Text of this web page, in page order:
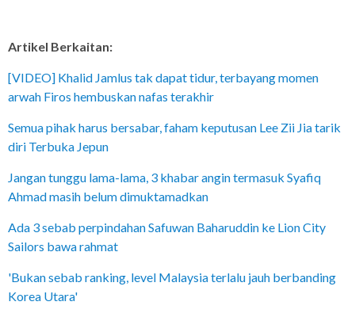
Artikel Berkaitan:
[VIDEO] Khalid Jamlus tak dapat tidur, terbayang momen
arwah Firos hembuskan nafas terakhir
Semua pihak harus bersabar, faham keputusan Lee Zii Jia tarik
diri Terbuka Jepun
Jangan tunggu lama-lama, 3 khabar angin termasuk Syafiq
Ahmad masih belum dimuktamadkan
Ada 3 sebab perpindahan Safuwan Baharuddin ke Lion City
Sailors bawa rahmat
'Bukan sebab ranking, level Malaysia terlalu jauh berbanding
Korea Utara'